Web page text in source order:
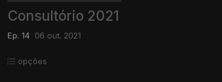
Consultório 2021
Ep. 14 06 out. 2021
opções